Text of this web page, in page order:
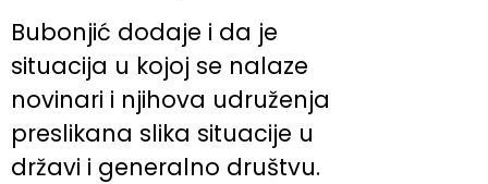
Bubonjić dodaje i da je
situacija u kojoj se nalaze
novinari i njihova udruženja
preslikana slika situacije u
državi i generalno društvu.